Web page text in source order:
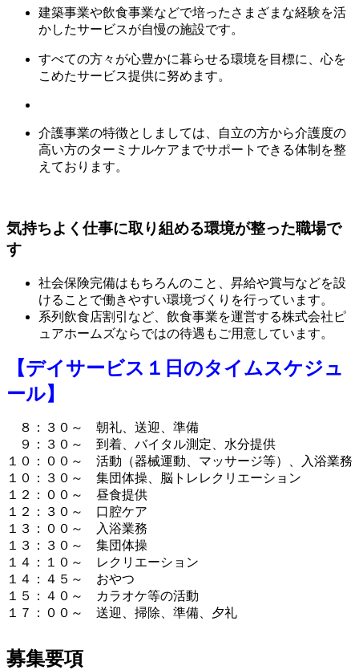
建築事業や飲食事業などで培ったさまざまな経験を活
かしたサービスが自慢の施設です。
すべての方々が心豊かに暮らせる環境を目標に、心を
こめたサービス提供に努めます。
介護事業の特徴としましては、自立の方から介護度の
高い方のターミナルケアまでサポートできる体制を整
えております。
気持ちよく仕事に取り組める環境が整った職場で
す
社会保険完備はもちろんのこと、昇給や賞与などを設
けることで働きやすい環境づくりを行っています。
系列飲食店割引など、飲食事業を運営する株式会社ピ
ュアホームズならではの待遇もご用意しています。
【デイサービス１日のタイムスケジュ
ール】
８：３０～ 朝礼、送迎、準備
９：３０～ 到着、バイタル測定、水分提供
１０：００～ 活動（器械運動、マッサージ等）、入浴業務
１０：３０～ 集団体操、脳トレレクリエーション
１２：００～ 昼食提供
１２：３０～ 口腔ケア
１３：００～ 入浴業務
１３：３０～ 集団体操
１４：１０～ レクリエーション
１４：４５～ おやつ
１５：４０～ カラオケ等の活動
１７：００～ 送迎、掃除、準備、夕礼
募集要項